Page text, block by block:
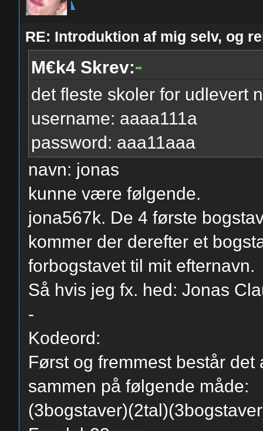
RE: Introduktion af mig selv, og
M€k4 Skrev:
det fleste skoler for udlevert
username: aaaa111a
password: aaa11aaa
navn: jonas
kunne være følgende.
jona567k. De 4 første
kommer der derefter et
forbogstavet til mit efternavn.
Så hvis jeg fx. hed: Jonas
-
Kodeord:
Først og fremmest består
sammen på følgende måde: